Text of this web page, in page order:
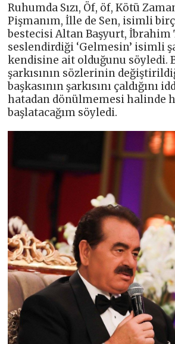
Ruhumda Sızı, Öf, öf, Kötü
Pişmanım, İlle de Sen, isimli
bestecisi Altan Başyurt, İbrahim
seslendirdiği ‘Gelmesin’ isimli
kendisine ait olduğunu söyledi.
şarkısının sözlerinin
başkasının şarkısını çaldığını
hatadan dönülmemesi halinde
başlatacağım söyledi.